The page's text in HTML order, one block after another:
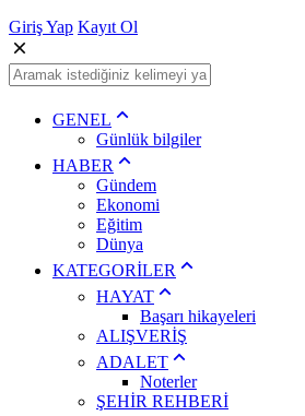
Giriş Yap Kayıt Ol
GENEL
Günlük bilgiler
HABER
Gündem
Ekonomi
Eğitim
Dünya
KATEGORİLER
HAYAT
Başarı hikayeleri
ALIŞVERİŞ
ADALET
Noterler
ŞEHİR REHBERİ